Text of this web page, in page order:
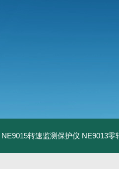
NE9015转速监测保护仪 NE9013零